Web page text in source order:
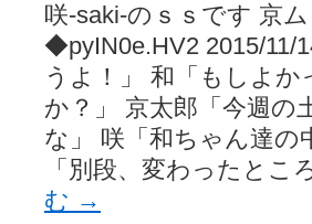
咲-saki-のｓｓです 京
◆pyIN0e.HV2 2015/11/
うよ！」 和「もしよ
か？」 京太郎「今週
な」 咲「和ちゃん達
「別段、変わったと
む →